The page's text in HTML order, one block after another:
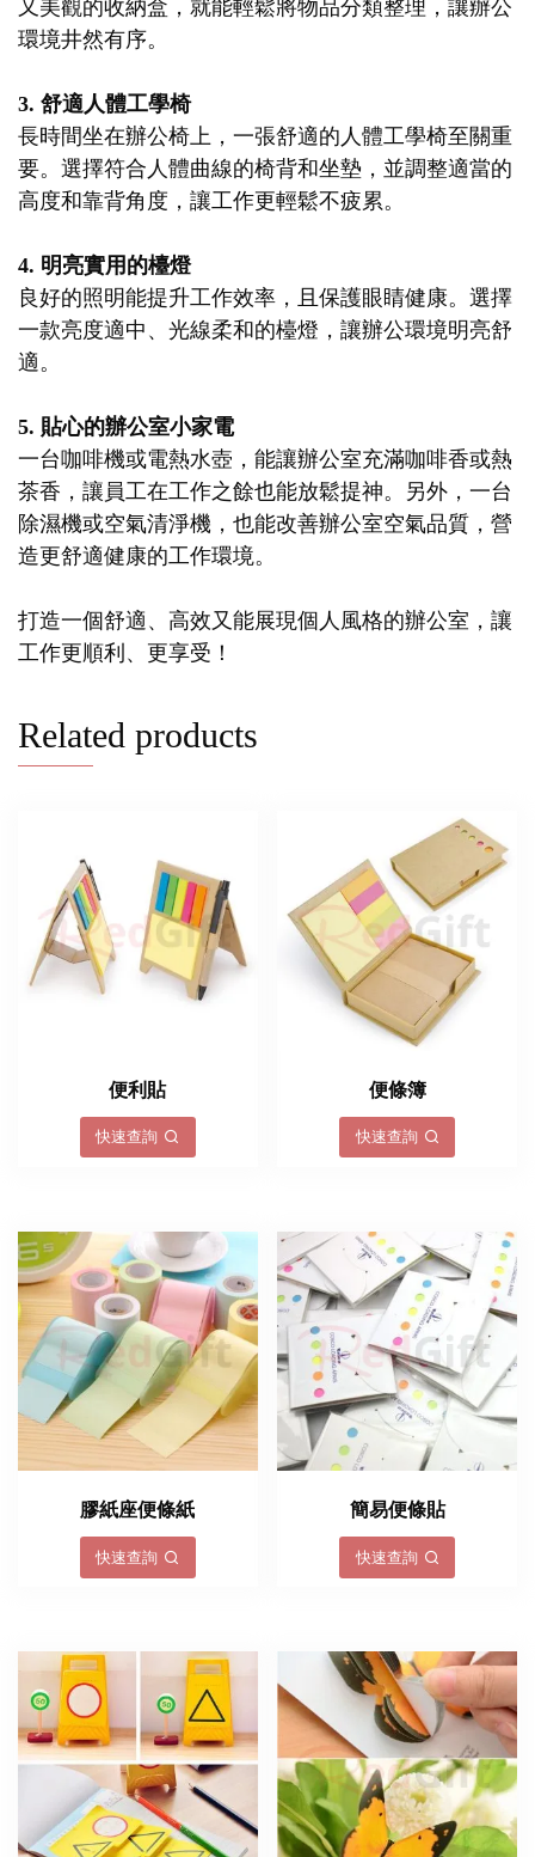
又美觀的收納盒，就能輕鬆將物品分類整理，讓辦公
環境井然有序。
3. 舒適人體工學椅
長時間坐在辦公椅上，一張舒適的人體工學椅至關重
要。選擇符合人體曲線的椅背和坐墊，並調整適當的
高度和靠背角度，讓工作更輕鬆不疲累。
4. 明亮實用的檯燈
良好的照明能提升工作效率，且保護眼睛健康。選擇
一款亮度適中、光線柔和的檯燈，讓辦公環境明亮舒
適。
5. 貼心的辦公室小家電
一台咖啡機或電熱水壺，能讓辦公室充滿咖啡香或熱
茶香，讓員工在工作之餘也能放鬆提神。另外，一台
除濕機或空氣清淨機，也能改善辦公室空氣品質，營
造更舒適健康的工作環境。
打造一個舒適、高效又能展現個人風格的辦公室，讓
工作更順利、更享受！
Related products
便利貼
快速查詢
便條簿
快速查詢
膠紙座便條紙
快速查詢
簡易便條貼
快速查詢